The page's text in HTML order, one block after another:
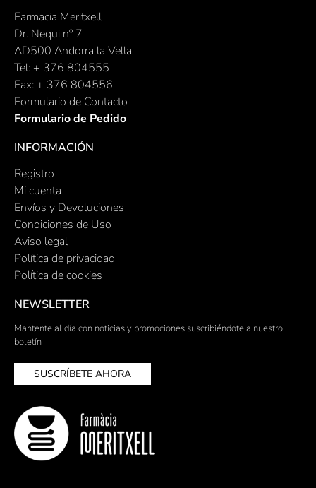
Farmacia Meritxell
Dr. Nequi nº 7
AD500 Andorra la Vella
Tel: + 376 804555
Fax: + 376 804556
Formulario de Contacto
Formulario de Pedido
INFORMACIÓN
Registro
Mi cuenta
Envíos y Devoluciones
Condiciones de Uso
Aviso legal
Política de privacidad
Política de cookies
NEWSLETTER
Mantente al día con noticias y promociones suscribiéndote a nuestro
boletín
SUSCRÍBETE AHORA